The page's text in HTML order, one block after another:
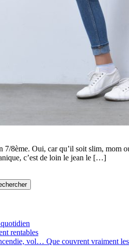
7/8ème. Oui, car qu’il soit slim,
c’est de loin le jean le […]
rentables
vol… Que couvrent vraiment les